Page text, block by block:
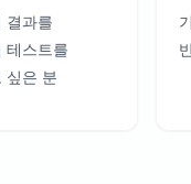
결과를
테스트를
싶은 분